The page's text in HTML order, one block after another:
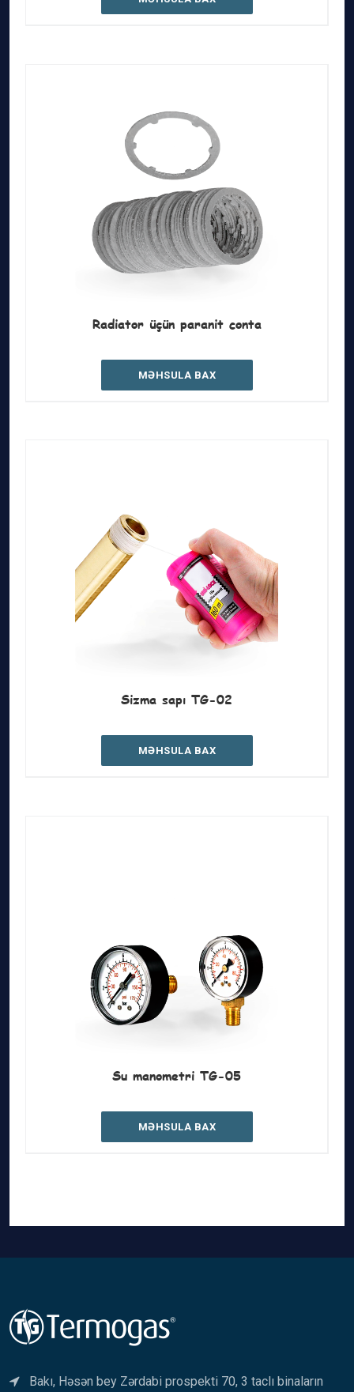
Radiator üçün paranit conta
MƏHSULA BAX
Sizma sapı TG-02
MƏHSULA BAX
Su manometri TG-05
MƏHSULA BAX
Bakı, Həsən bey Zərdabi prospekti 70, 3 taclı binaların